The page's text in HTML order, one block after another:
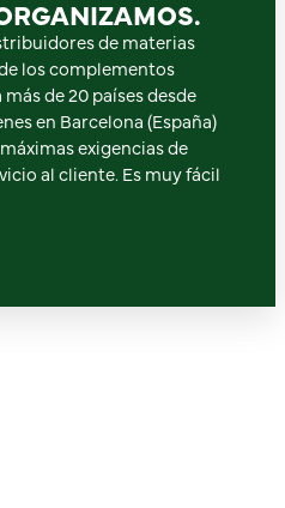
de materias
los complementos
de 20 países desde
en Barcelona (España)
exigencias de
al cliente. Es muy fácil